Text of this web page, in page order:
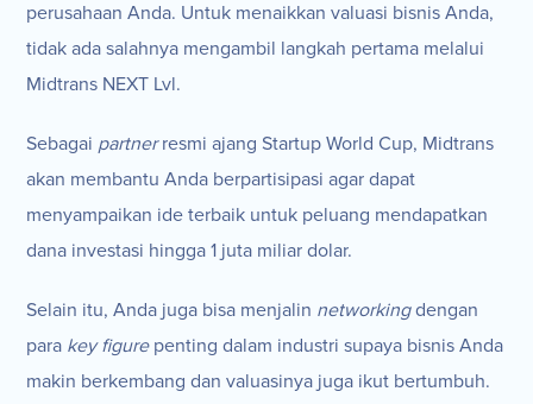
perusahaan Anda. Untuk menaikkan valuasi bisnis Anda,
tidak ada salahnya mengambil langkah pertama melalui
Midtrans NEXT Lvl.
Sebagai partnerresmi ajang Startup World Cup, Midtrans
akan membantu Anda berpartisipasi agar dapat
menyampaikan ide terbaik untuk peluang mendapatkan
dana investasi hingga 1 juta miliar dolar.
Selain itu, Anda juga bisa menjalin networkingdengan
para key figure penting dalam industri supaya bisnis Anda
makin berkembang dan valuasinya juga ikut bertumbuh.